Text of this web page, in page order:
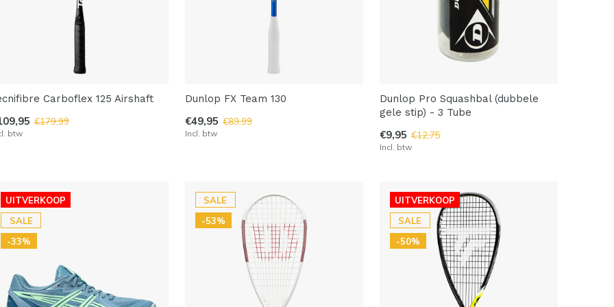
Carboflex 125 Airshaft
€179,99
btw
Dunlop FX Team 130
€49,95 €89,99
Incl. btw
Dunlop Pro Squashbal (dubbele
gele stip) - 3 Tube
€9,95 €12,75
Incl. btw
UITVERKOOP
SALE
-33%
SALE
-53%
UITVERKOOP
SALE
-50%